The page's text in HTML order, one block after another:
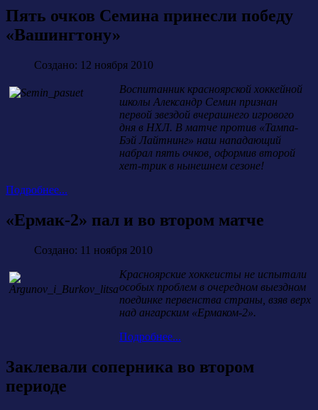
Пять очков Семина принесли победу
«Вашингтону»
Создано: 12 ноября 2010
Воспитанник красноярской хоккейной
школы Александр Семин признан
первой звездой вчерашнего игрового
дня в НХЛ. В матче против «Тампа-
Бэй Лайтнинг» наш нападающий
набрал пять очков, оформив второй
хет-трик в нынешнем сезоне!
Подробнее...
«Ермак-2» пал и во втором матче
Создано: 11 ноября 2010
Красноярские хоккеисты не испытали
особых проблем в очередном выездном
поединке первенства страны, взяв верх
над ангарским «Ермаком-2».
Подробнее...
Заклевали соперника во втором
периоде